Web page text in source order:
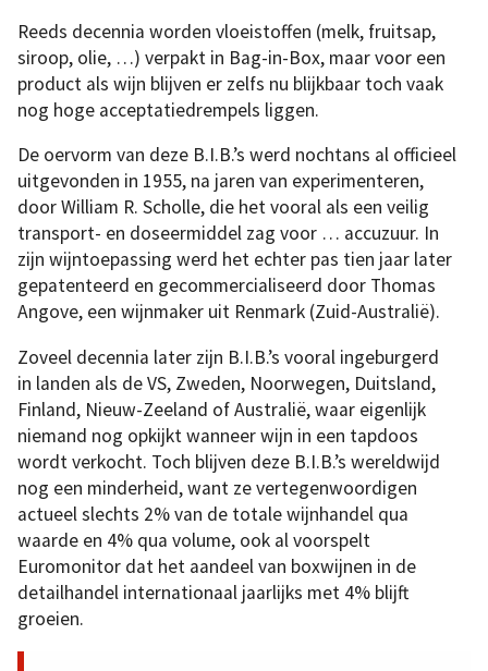
Reeds decennia worden vloeistoffen (melk, fruitsap,
siroop, olie, …) verpakt in Bag-in-Box, maar voor een
product als wijn blijven er zelfs nu blijkbaar toch vaak
nog hoge acceptatiedrempels liggen.
De oervorm van deze B.I.B.’s werd nochtans al officieel
uitgevonden in 1955, na jaren van experimenteren,
door William R. Scholle, die het vooral als een veilig
transport- en doseermiddel zag voor … accuzuur. In
zijn wijntoepassing werd het echter pas tien jaar later
gepatenteerd en gecommercialiseerd door Thomas
Angove, een wijnmaker uit Renmark (Zuid-Australië).
Zoveel decennia later zijn B.I.B.’s vooral ingeburgerd
in landen als de VS, Zweden, Noorwegen, Duitsland,
Finland, Nieuw-Zeeland of Australië, waar eigenlijk
niemand nog opkijkt wanneer wijn in een tapdoos
wordt verkocht. Toch blijven deze B.I.B.’s wereldwijd
nog een minderheid, want ze vertegenwoordigen
actueel slechts 2% van de totale wijnhandel qua
waarde en 4% qua volume, ook al voorspelt
Euromonitor dat het aandeel van boxwijnen in de
detailhandel internationaal jaarlijks met 4% blijft
groeien.